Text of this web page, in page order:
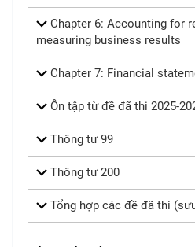
Chapter 6: Accounting for
measuring business results
Chapter 7: Financial
Ôn tập từ đề đã thi 2025-
Thông tư 99
Thông tư 200
Tổng hợp các đề đã thi